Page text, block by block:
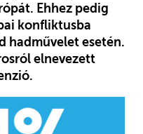
Ehhez pedig
konfliktusba
hadművelet esetén.
elnevezett